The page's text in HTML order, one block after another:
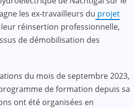
les ex-travailleurs du projet
réinsertion professionnelle,
de démobilisation des
du mois de septembre 2023,
de formation depuis sa
ont été organisées en